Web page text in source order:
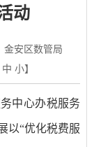
动
金安区数管局
中 小】
中心办税服务
以“优化税费服